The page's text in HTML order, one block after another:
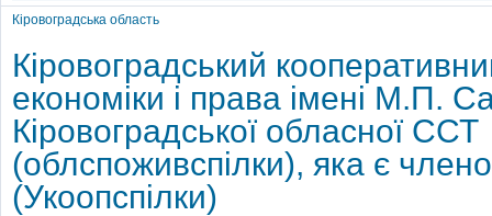
Кіровоградська область
Кіровоградський
економіки і права імені М.П.
Кіровоградської обласної ССТ
(облспоживспілки), яка є
(Укоопспілки)